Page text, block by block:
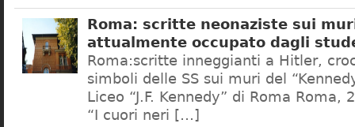
Roma: scritte neonaziste sui
attualmente occupato dagli
Roma:scritte inneggianti a Hitler,
simboli delle SS sui muri del
Liceo “J.F. Kennedy” di Roma Roma,
“I cuori neri […]